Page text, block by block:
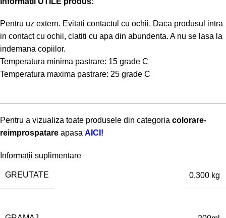
Pentru uz extern. Evitati contactul cu ochii. Daca produsul intra
in contact cu ochii, clatiti cu apa din abundenta. A nu se lasa la
indemana copiilor.
Temperatura minima pastrare: 15 grade C
Temperatura maxima pastrare: 25 grade C
Pentru a vizualiza toate produsele din categoria colorare-
reimprospatare apasa AICI!
Informații suplimentare
GREUTATE 0,300 kg